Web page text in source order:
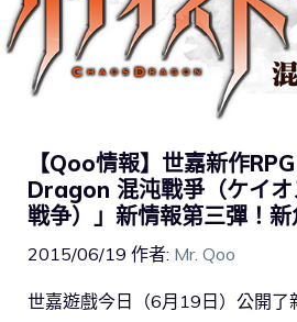
【Qoo情報】世嘉新作
Dragon 混沌戰爭（ケイ
戦争）」新情報第三彈！
2015/06/19 作者: Mr. Qoo
世嘉遊戲今日（6月19日）公開了